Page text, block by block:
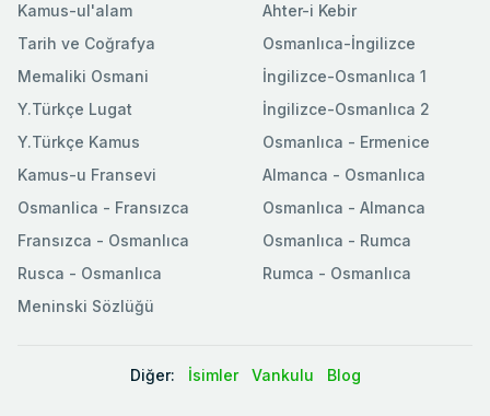
Kamus-ul'alam
Tarih ve Coğrafya
Memaliki Osmani
Y.Türkçe Lugat
Y.Türkçe Kamus
Ahter-i Kebir
Osmanlıca-İngilizce
İngilizce-Osmanlıca 1
İngilizce-Osmanlıca 2
Osmanlıca - Ermenice
Kamus-u Fransevi
Osmanlica - Fransızca
Fransızca - Osmanlıca
Rusca - Osmanlıca
Meninski Sözlüğü
Almanca - Osmanlıca
Osmanlıca - Almanca
Osmanlıca - Rumca
Rumca - Osmanlıca
Diğer: İsimler Vankulu Blog